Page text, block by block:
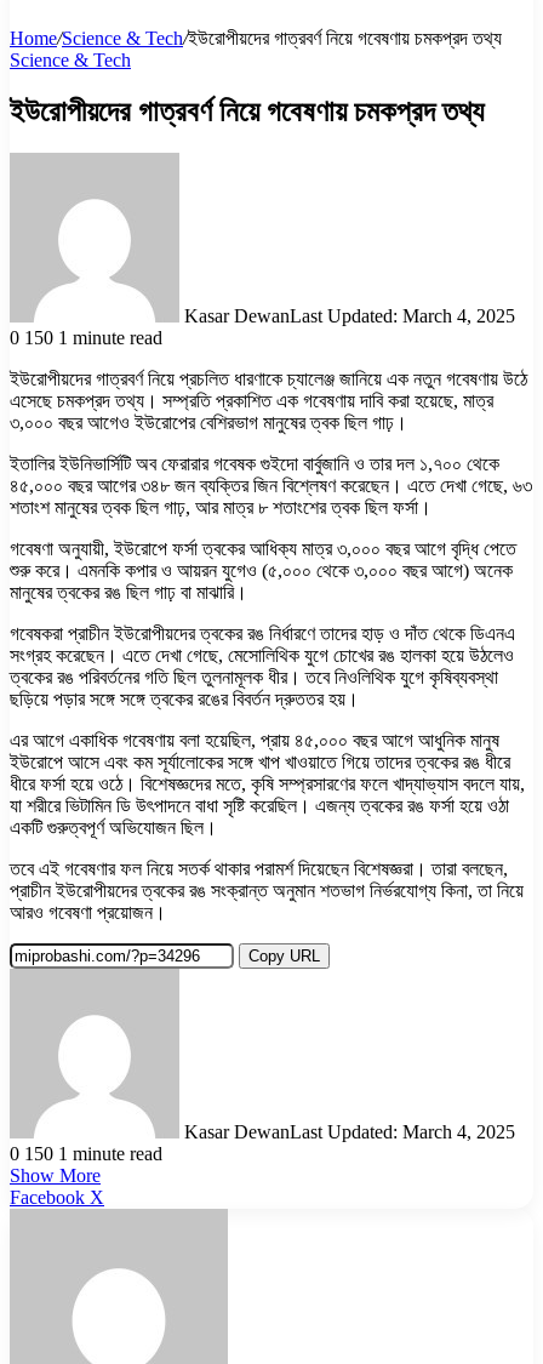
Home/Science & Tech/ইউরোপীয়দের গাত্রবর্ণ নিয়ে গবেষণায় চমকপ্রদ তথ্য
Science & Tech
ইউরোপীয়দের গাত্রবর্ণ নিয়ে গবেষণায় চমকপ্রদ তথ্য
Kasar DewanLast Updated: March 4, 2025
0 150 1 minute read
ইউরোপীয়দের গাত্রবর্ণ নিয়ে প্রচলিত ধারণাকে চ্যালেঞ্জ জানিয়ে এক নতুন গবেষণায় উঠে
এসেছে চমকপ্রদ তথ্য। সম্প্রতি প্রকাশিত এক গবেষণায় দাবি করা হয়েছে, মাত্র
৩,০০০ বছর আগেও ইউরোপের বেশিরভাগ মানুষের ত্বক ছিল গাঢ়।
ইতালির ইউনিভার্সিটি অব ফেরারার গবেষক গুইদো বার্বুজানি ও তার দল ১,৭০০ থেকে
৪৫,০০০ বছর আগের ৩৪৮ জন ব্যক্তির জিন বিশ্লেষণ করেছেন। এতে দেখা গেছে, ৬৩
শতাংশ মানুষের ত্বক ছিল গাঢ়, আর মাত্র ৮ শতাংশের ত্বক ছিল ফর্সা।
গবেষণা অনুযায়ী, ইউরোপে ফর্সা ত্বকের আধিক্য মাত্র ৩,০০০ বছর আগে বৃদ্ধি পেতে
শুরু করে। এমনকি কপার ও আয়রন যুগেও (৫,০০০ থেকে ৩,০০০ বছর আগে) অনেক
মানুষের ত্বকের রঙ ছিল গাঢ় বা মাঝারি।
গবেষকরা প্রাচীন ইউরোপীয়দের ত্বকের রঙ নির্ধারণে তাদের হাড় ও দাঁত থেকে ডিএনএ
সংগ্রহ করেছেন। এতে দেখা গেছে, মেসোলিথিক যুগে চোখের রঙ হালকা হয়ে উঠলেও
ত্বকের রঙ পরিবর্তনের গতি ছিল তুলনামূলক ধীর। তবে নিওলিথিক যুগে কৃষিব্যবস্থা
ছড়িয়ে পড়ার সঙ্গে সঙ্গে ত্বকের রঙের বিবর্তন দ্রুততর হয়।
এর আগে একাধিক গবেষণায় বলা হয়েছিল, প্রায় ৪৫,০০০ বছর আগে আধুনিক মানুষ
ইউরোপে আসে এবং কম সূর্যালোকের সঙ্গে খাপ খাওয়াতে গিয়ে তাদের ত্বকের রঙ ধীরে
ধীরে ফর্সা হয়ে ওঠে। বিশেষজ্ঞদের মতে, কৃষি সম্প্রসারণের ফলে খাদ্যাভ্যাস বদলে যায়,
যা শরীরে ভিটামিন ডি উৎপাদনে বাধা সৃষ্টি করেছিল। এজন্য ত্বকের রঙ ফর্সা হয়ে ওঠা
একটি গুরুত্বপূর্ণ অভিযোজন ছিল।
তবে এই গবেষণার ফল নিয়ে সতর্ক থাকার পরামর্শ দিয়েছেন বিশেষজ্ঞরা। তারা বলছেন,
প্রাচীন ইউরোপীয়দের ত্বকের রঙ সংক্রান্ত অনুমান শতভাগ নির্ভরযোগ্য কিনা, তা নিয়ে
আরও গবেষণা প্রয়োজন।
Copy URL
Kasar DewanLast Updated: March 4, 2025
0 150 1 minute read
Show More
Facebook X